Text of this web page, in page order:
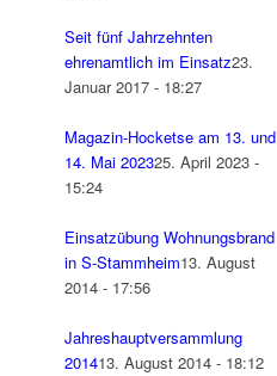
Seit fünf Jahrzehnten
ehrenamtlich im Einsatz23.
Januar 2017 - 18:27
Magazin-Hocketse am 13. und
14. Mai 202325. April 2023 -
15:24
Einsatzübung Wohnungsbrand
in S-Stammheim13. August
2014 - 17:56
Jahreshauptversammlung
201413. August 2014 - 18:12